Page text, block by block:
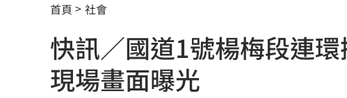
北市府無預警稽查夏莉絲 負責人竟在場等
買疫苗被騙10.6億！慈濟多年未報案原因曝
雙十衝離島！機票「這天」開搶 攻略快看
首頁 社會
快訊／國道1號楊梅段連
現場畫面曝光